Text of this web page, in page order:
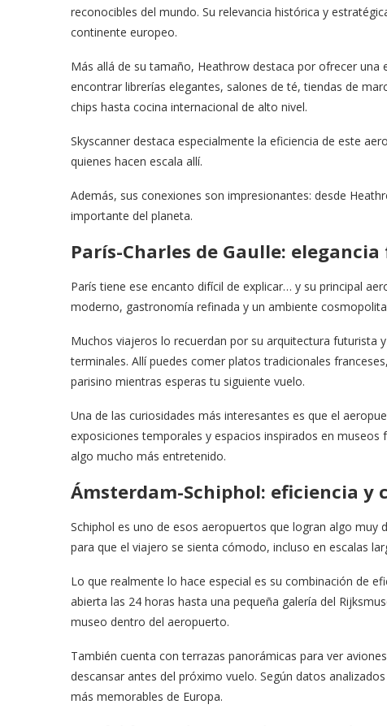
reconocibles del mundo. Su relevancia histórica y
continente europeo.
Más allá de su tamaño, Heathrow destaca por ofrecer una
encontrar librerías elegantes, salones de té, tiendas de
chips hasta cocina internacional de alto nivel.
Skyscanner destaca especialmente la eficiencia de este
quienes hacen escala allí.
Además, sus conexiones son impresionantes: desde
importante del planeta.
París-Charles de Gaulle:
París tiene ese encanto difícil de explicar… y su principal
moderno, gastronomía refinada y un ambiente
Muchos viajeros lo recuerdan por su arquitectura futurista
terminales. Allí puedes comer platos tradicionales
parisino mientras esperas tu siguiente vuelo.
Una de las curiosidades más interesantes es que el
exposiciones temporales y espacios inspirados en
algo mucho más entretenido.
Ámsterdam-Schiphol: eficiencia y
Schiphol es uno de esos aeropuertos que logran algo
para que el viajero se sienta cómodo, incluso en escalas
Lo que realmente lo hace especial es su combinación de
abierta las 24 horas hasta una pequeña galería del
museo dentro del aeropuerto.
También cuenta con terrazas panorámicas para ver
descansar antes del próximo vuelo. Según datos
más memorables de Europa.